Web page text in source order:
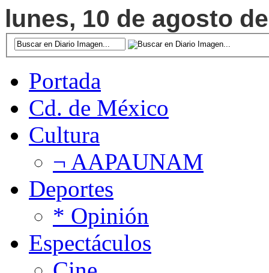
lunes, 10 de agosto
Portada
Cd. de México
Cultura
¬ AAPAUNAM
Deportes
* Opinión
Espectáculos